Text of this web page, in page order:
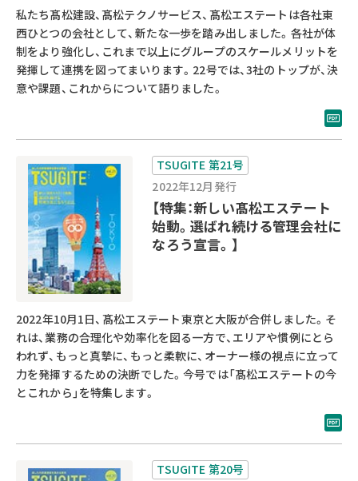
私たち髙松建設、髙松テクノサービス、髙松エステートは各社東
西ひとつの会社として、新たな一歩を踏み出しました。各社が体
制をより強化し、これまで以上にグループのスケールメリットを
発揮して連携を図ってまいります。22号では、3社のトップが、決
意や課題、これからについて語りました。
TSUGITE 第21号
2022年12月発行
【特集：新しい髙松エステート
始動。選ばれ続ける管理会社に
なろう宣言。】
2022年10月1日、髙松エステート東京と大阪が合併しました。そ
れは、業務の合理化や効率化を図る一方で、エリアや慣例にとら
われず、もっと真摯に、もっと柔軟に、オーナー様の視点に立って
力を発揮するための決断でした。今号では「髙松エステートの今
とこれから」を特集します。
TSUGITE 第20号